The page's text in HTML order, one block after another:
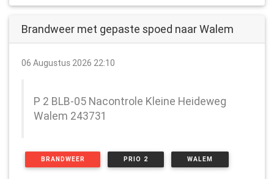
Brandweer met gepaste spoed naar Walem
06 Augustus 2026 22:10
P 2 BLB-05 Nacontrole Kleine Heideweg
Walem 243731
BRANDWEER PRIO 2 WALEM